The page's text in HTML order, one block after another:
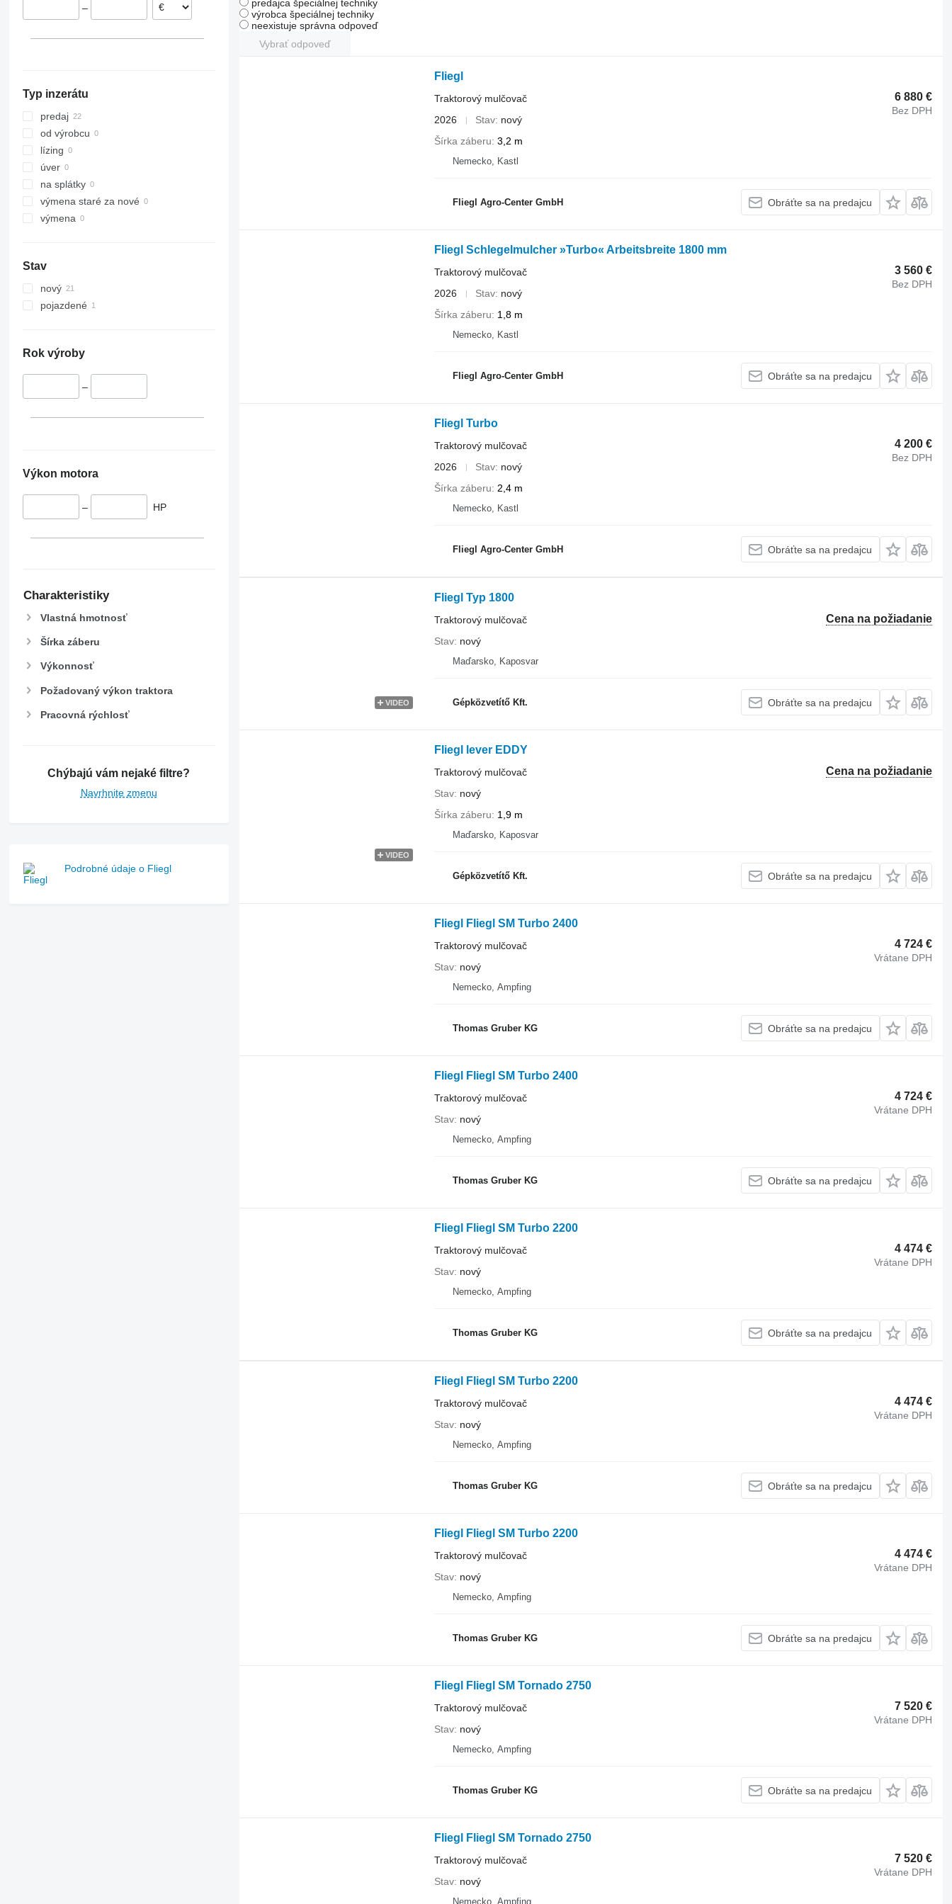
–
Typ inzerátu
predaj
od výrobcu
lízing
úver
na splátky
výmena staré za nové
výmena
Stav
nový
pojazdené
Rok výroby
–
Výkon motora
– HP
Charakteristiky
Vlastná hmotnosť
Šírka záberu
Výkonnosť
Požadovaný výkon traktora
Pracovná rýchlosť
Chýbajú vám nejaké filtre?
Navrhnite zmenu
Podrobné údaje o Fliegl
predajca špeciálnej techniky
výrobca špeciálnej techniky
neexistuje správna odpoveď
Vybrať odpoveď
Fliegl
6 880 €
Bez DPH
Traktorový mulčovač
2026
Stav nový
Šírka záberu 3,2 m
Nemecko, Kastl
Fliegl Agro-Center GmbH Obráťte sa na predajcu
Fliegl Schlegelmulcher »Turbo« Arbeitsbreite 1800 mm
3 560 €
Bez DPH
Traktorový mulčovač
2026
Stav nový
Šírka záberu
1,8 m
Nemecko, Kastl
Fliegl Agro-Center GmbH Obráťte sa na predajcu
Fliegl Turbo
4 200 €
Bez DPH
Traktorový mulčovač
2026
Stav nový
Šírka záberu
2,4 m
Nemecko, Kastl
Fliegl Agro-Center GmbH Obráťte sa na predajcu
VIDEO
Fliegl Typ 1800
Cena na požiadanie
Traktorový mulčovač
Stav nový
Maďarsko, Kaposvar
Gépközvetítő Kft. Obráťte sa na predajcu
VIDEO
Fliegl lever EDDY
Cena na požiadanie
Traktorový mulčovač
Stav nový
Šírka záberu
1,9 m
Maďarsko, Kaposvar
Gépközvetítő Kft. Obráťte sa na predajcu
Fliegl Fliegl SM Turbo 2400
4 724 €
Vrátane DPH
Traktorový mulčovač
Stav nový
Nemecko, Ampfing
Thomas Gruber KG Obráťte sa na predajcu
Fliegl Fliegl SM Turbo 2400
4 724 €
Vrátane DPH
Traktorový mulčovač
Stav nový
Nemecko, Ampfing
Thomas Gruber KG Obráťte sa na predajcu
Fliegl Fliegl SM Turbo 2200
4 474 €
Vrátane DPH
Traktorový mulčovač
Stav nový
Nemecko, Ampfing
Thomas Gruber KG Obráťte sa na predajcu
Fliegl Fliegl SM Turbo 2200
4 474 €
Vrátane DPH
Traktorový mulčovač
Stav nový
Nemecko, Ampfing
Thomas Gruber KG Obráťte sa na predajcu
Fliegl Fliegl SM Turbo 2200
4 474 €
Vrátane DPH
Traktorový mulčovač
Stav nový
Nemecko, Ampfing
Thomas Gruber KG Obráťte sa na predajcu
Fliegl Fliegl SM Tornado 2750
7 520 €
Vrátane DPH
Traktorový mulčovač
Stav nový
Nemecko, Ampfing
Thomas Gruber KG Obráťte sa na predajcu
Fliegl Fliegl SM Tornado 2750
7 520 €
Vrátane DPH
Traktorový mulčovač
Stav nový
Nemecko, Ampfing